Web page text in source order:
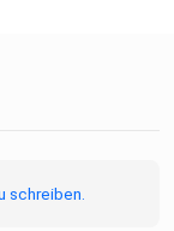
schreiben.